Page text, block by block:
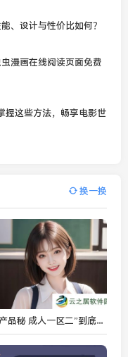
、设计与性价比如何？
漫画在线阅读页面免费
握这些方法，畅享电影世
换一换
“国精产品秘 成人一区二”到底是如何影响国内成人市场的？揭开这些背后的秘密